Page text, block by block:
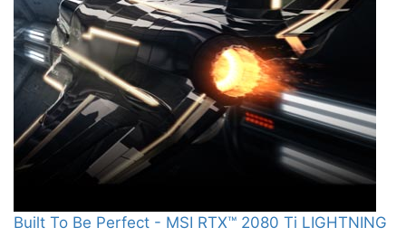
Built To Be Perfect - MSI RTX™ 2080 Ti LIGHTNING